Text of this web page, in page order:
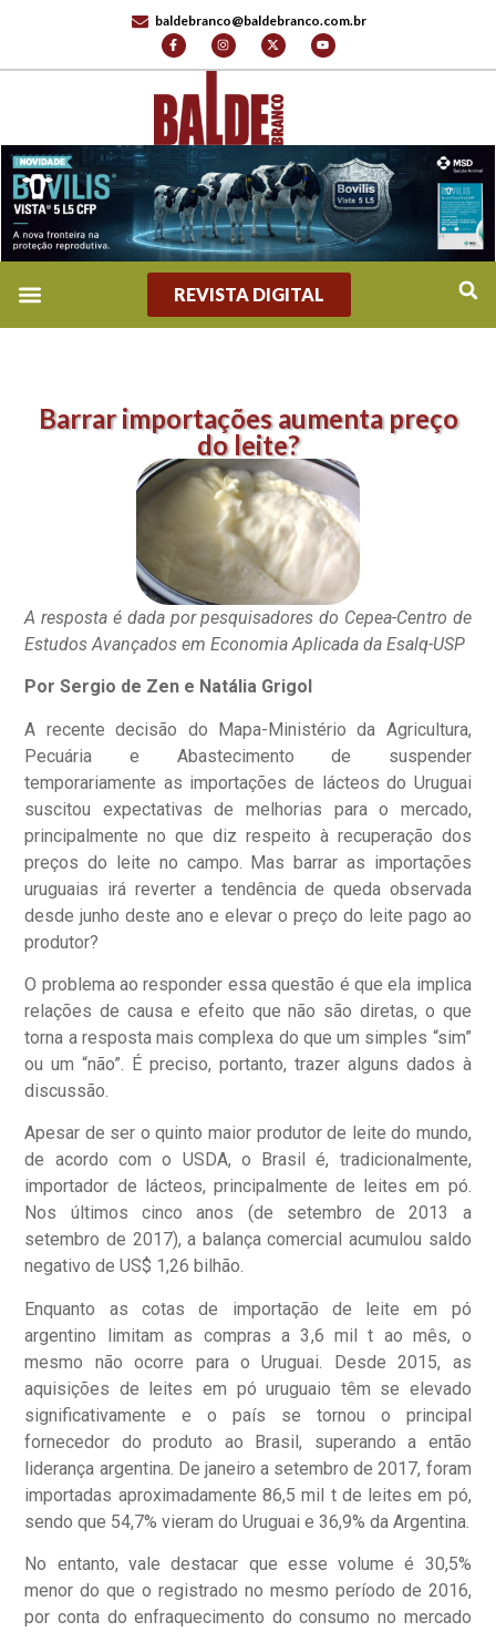
baldebranco@baldebranco.com.br
REVISTA DIGITAL
Barrar importações aumenta preço
do leite?
A resposta é dada por pesquisadores do Cepea-Centro de
Estudos Avançados em Economia Aplicada da Esalq-USP
Por Sergio de Zen e Natália Grigol
A recente decisão do Mapa-Ministério da Agricultura,
Pecuária e Abastecimento de suspender
temporariamente as importações de lácteos do Uruguai
suscitou expectativas de melhorias para o mercado,
principalmente no que diz respeito à recuperação dos
preços do leite no campo. Mas barrar as importações
uruguaias irá reverter a tendência de queda observada
desde junho deste ano e elevar o preço do leite pago ao
produtor?
O problema ao responder essa questão é que ela implica
relações de causa e efeito que não são diretas, o que
torna a resposta mais complexa do que um simples “sim”
ou um “não”. É preciso, portanto, trazer alguns dados à
discussão.
Apesar de ser o quinto maior produtor de leite do mundo,
de acordo com o USDA, o Brasil é, tradicionalmente,
importador de lácteos, principalmente de leites em pó.
Nos últimos cinco anos (de setembro de 2013 a
setembro de 2017), a balança comercial acumulou saldo
negativo de US$ 1,26 bilhão.
Enquanto as cotas de importação de leite em pó
argentino limitam as compras a 3,6 mil t ao mês, o
mesmo não ocorre para o Uruguai. Desde 2015, as
aquisições de leites em pó uruguaio têm se elevado
significativamente e o país se tornou o principal
fornecedor do produto ao Brasil, superando a então
liderança argentina. De janeiro a setembro de 2017, foram
importadas aproximadamente 86,5 mil t de leites em pó,
sendo que 54,7% vieram do Uruguai e 36,9% da Argentina.
No entanto, vale destacar que esse volume é 30,5%
menor do que o registrado no mesmo período de 2016,
por conta do enfraquecimento do consumo no mercado